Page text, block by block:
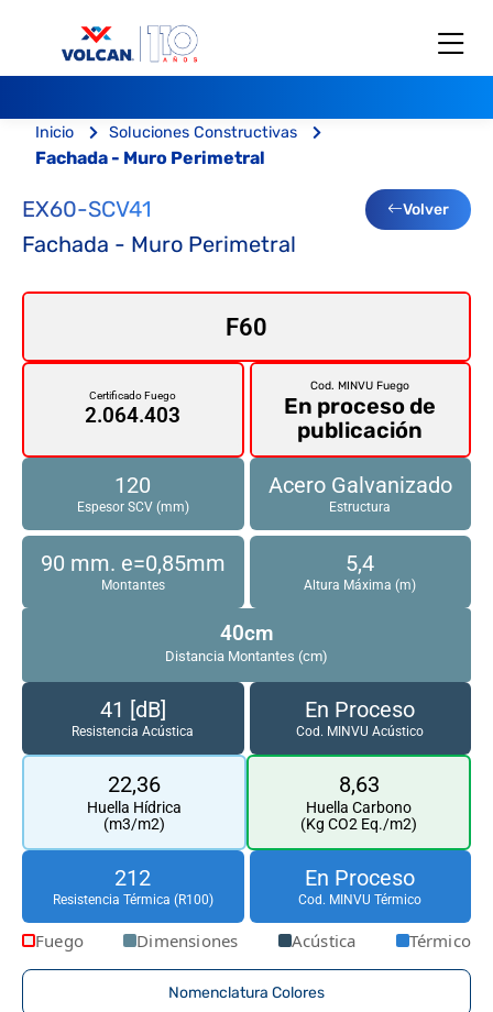
Inicio Soluciones Constructivas
Fachada - Muro Perimetral
EX60-SCV41 Volver
Fachada - Muro Perimetral
F60
Certificado Fuego
2.064.403
Cod. MINVU Fuego
En proceso de
publicación
120
Espesor SCV (mm)
Acero Galvanizado
Estructura
90 mm. e=0,85mm
Montantes
5,4
Altura Máxima (m)
40cm
Distancia Montantes (cm)
41 [dB]
Resistencia Acústica
En Proceso
Cod. MINVU Acústico
22,36
Huella Hídrica
(m3/m2)
8,63
Huella Carbono
(Kg CO2 Eq./m2)
212
Resistencia Térmica (R100)
En Proceso
Cod. MINVU Térmico
Fuego Dimensiones Acústica Térmico
Nomenclatura Colores